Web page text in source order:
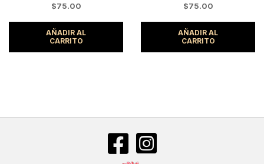
$75.00
AÑADIR AL
CARRITO
$75.00
AÑADIR AL
CARRITO